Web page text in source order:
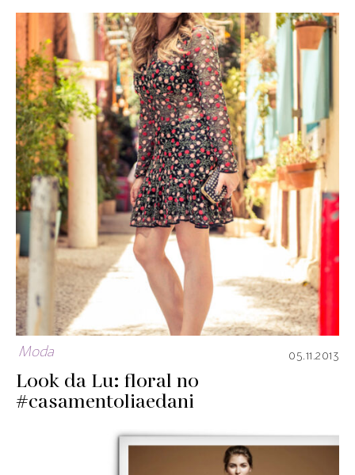
Moda 05.11.2013
Look da Lu: floral no
#casamentoliaedani